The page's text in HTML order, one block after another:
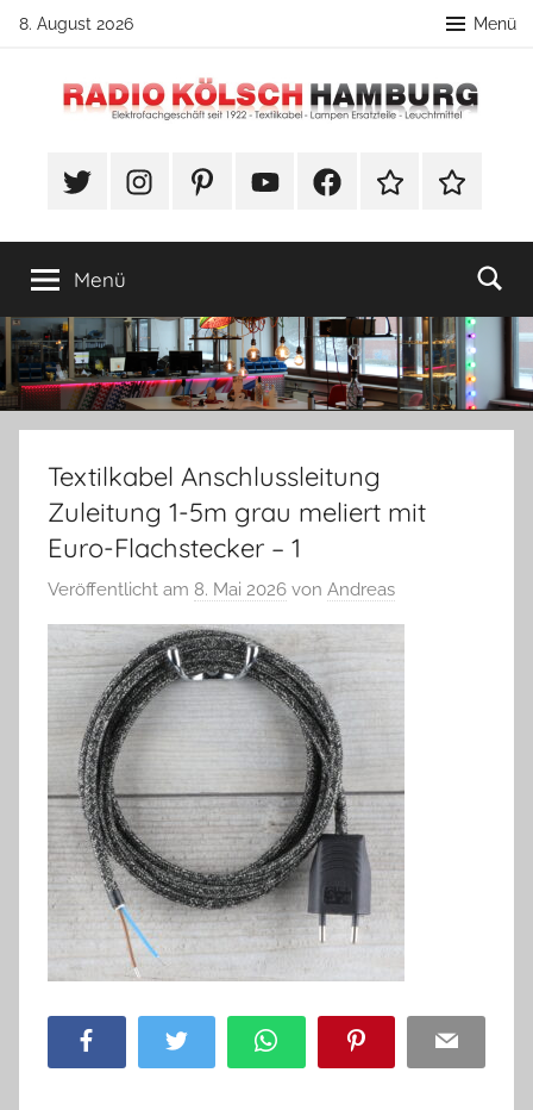
Zum
springen
8. August 2026 Menü
Radio
Hamburg
Lampenbau
#TwitterInstagramPinterestYouTubeFacebookTikTok Webshop
Menü
Textilkabel Anschlussleitung
Zuleitung 1-5m grau meliert mit
Euro-Flachstecker – 1
Veröffentlicht am 8. Mai 2026 von Andreas
Facebook Twitter WhatsApp Pinterest Email